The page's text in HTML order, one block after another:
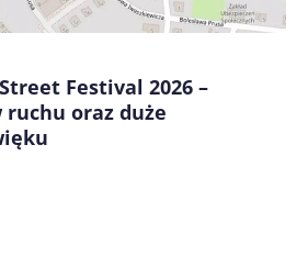
Festival 2026 –
oraz duże